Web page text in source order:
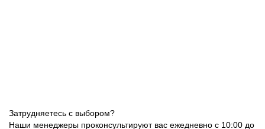
Затрудняетесь с выбором?
Наши менеджеры проконсультируют вас ежедневно с 10:00 до